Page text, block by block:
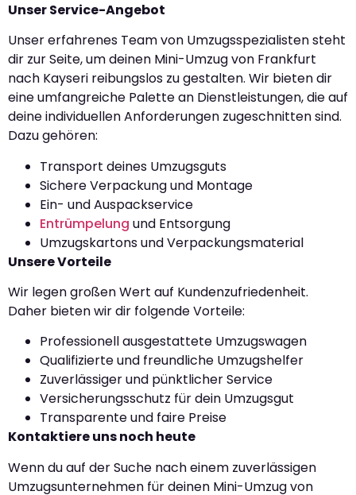
Unser Service-Angebot
Unser erfahrenes Team von Umzugsspezialisten steht
dir zur Seite, um deinen Mini-Umzug von Frankfurt
nach Kayseri reibungslos zu gestalten. Wir bieten dir
eine umfangreiche Palette an Dienstleistungen, die auf
deine individuellen Anforderungen zugeschnitten sind.
Dazu gehören:
Transport deines Umzugsguts
Sichere Verpackung und Montage
Ein- und Auspackservice
Entrümpelung und Entsorgung
Umzugskartons und Verpackungsmaterial
Unsere Vorteile
Wir legen großen Wert auf Kundenzufriedenheit.
Daher bieten wir dir folgende Vorteile:
Professionell ausgestattete Umzugswagen
Qualifizierte und freundliche Umzugshelfer
Zuverlässiger und pünktlicher Service
Versicherungsschutz für dein Umzugsgut
Transparente und faire Preise
Kontaktiere uns noch heute
Wenn du auf der Suche nach einem zuverlässigen
Umzugsunternehmen für deinen Mini-Umzug von